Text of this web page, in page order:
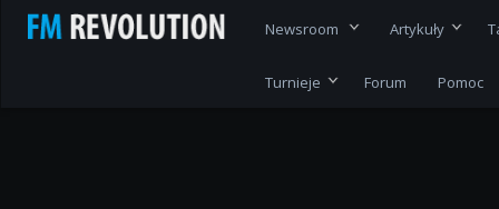
Newsroom Artykuły
Turnieje Forum Pomoc